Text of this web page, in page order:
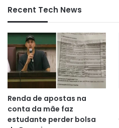
Recent Tech News
Renda de apostas na
conta da mãe faz
estudante perder bolsa